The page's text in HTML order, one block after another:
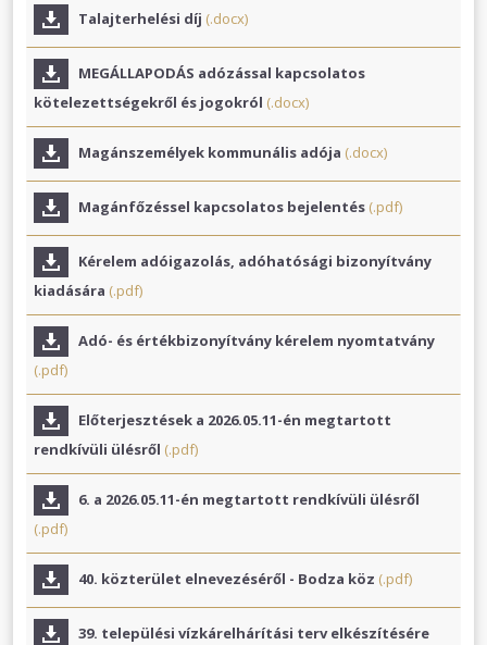
Talajterhelési díj (.docx)
MEGÁLLAPODÁS adózással kapcsolatos
kötelezettségekről és jogokról (.docx)
Magánszemélyek kommunális adója (.docx)
Magánfőzéssel kapcsolatos bejelentés (.pdf)
Kérelem adóigazolás, adóhatósági bizonyítvány
kiadására (.pdf)
Adó- és értékbizonyítvány kérelem nyomtatvány
(.pdf)
Előterjesztések a 2026.05.11-én megtartott
rendkívüli ülésről (.pdf)
6. a 2026.05.11-én megtartott rendkívüli ülésről
(.pdf)
40. közterület elnevezéséről - Bodza köz (.pdf)
39. települési vízkárelhárítási terv elkészítésére